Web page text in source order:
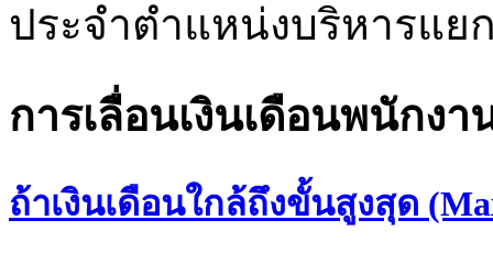
ประจำตำแหน่งบริหารแย
การเลื่อนเงินเดือนพนักง
ถ้าเงินเดือนใกล้ถึงขั้นสูงสุด